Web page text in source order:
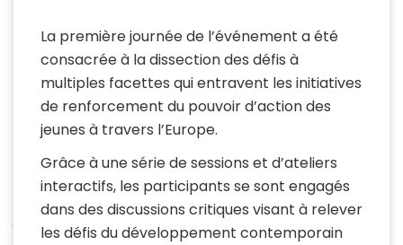
La première journée de l’événement a été
consacrée à la dissection des défis à
multiples facettes qui entravent les initiatives
de renforcement du pouvoir d’action des
jeunes à travers l’Europe.
Grâce à une série de sessions et d’ateliers
interactifs, les participants se sont engagés
dans des discussions critiques visant à relever
les défis du développement contemporain